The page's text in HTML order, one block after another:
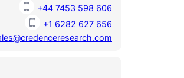
+44 7453 598 606
+1 6282 627 656